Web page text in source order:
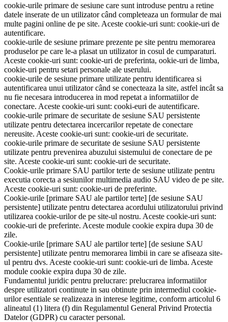
cookie-urile primare de sesiune care sunt introduse pentru a retine
datele inserate de un utilizator când completeaza un formular de mai
multe pagini online de pe site. Aceste cookie-uri sunt: cookie-uri de
autentificare.
cookie-urile de sesiune primare prezente pe site pentru memorarea
produselor pe care le-a plasat un utilizator in cosul de cumparaturi.
Aceste cookie-uri sunt: cookie-uri de preferinta, ookie-uri de limba,
cookie-uri pentru setari personale ale userului.
cookie-urile de sesiune primare utilizate pentru identificarea si
autentificarea unui utilizator când se conecteaza la site, astfel incât sa
nu fie necesara introducerea in mod repetat a informatiilor de
conectare. Aceste cookie-uri sunt: cooki-euri de autentificare.
cookie-urile primare de securitate de sesiune SAU persistente
utilizate pentru detectarea incercarilor repetate de conectare
nereusite. Aceste cookie-uri sunt: cookie-uri de securitate.
cookie-urile primare de securitate de sesiune SAU persistente
utilizate pentru prevenirea abuzului sistemului de conectare de pe
site. Aceste cookie-uri sunt: cookie-uri de securitate.
Cookie-urile primare SAU partilor terte de sesiune utilizate pentru
executia corecta a sesiunilor multimedia audio SAU video de pe site.
Aceste cookie-uri sunt: ​​cookie-uri de preferinte.
Cookie-urile [primare SAU ale partilor terte] [de sesiune SAU
persistente] utilizate pentru detectarea acordului utilizatorului privind
utilizarea cookie-urilor de pe site-ul nostru. Aceste cookie-uri sunt:
cookie-uri de preferinte. Aceste module cookie expira dupa 30 de
zile.
Cookie-urile [primare SAU ale partilor terte] [de sesiune SAU
persistente] utilizate pentru memorarea limbii in care se afiseaza site-
ul pentru dvs. Aceste cookie-uri sunt: cookie-uri de limba. Aceste
module cookie expira dupa 30 de zile.
Fundamentul juridic pentru prelucrare: prelucrarea informatiilor
despre utilizatori continute in sau obtinute prin intermediul cookie-
urilor esentiale se realizeaza in interese legitime, conform articolul 6
alineatul (1) litera (f) din Regulamentul General Privind Protectia
Datelor (GDPR) cu caracter personal.